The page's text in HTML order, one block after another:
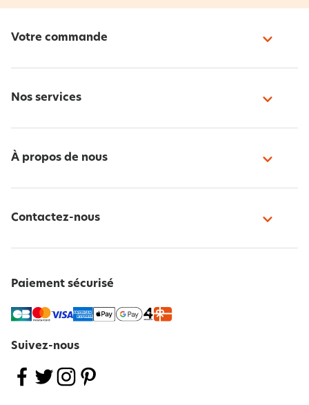
Votre commande
Nos services
À propos de nous
Contactez-nous
Paiement sécurisé
Suivez-nous